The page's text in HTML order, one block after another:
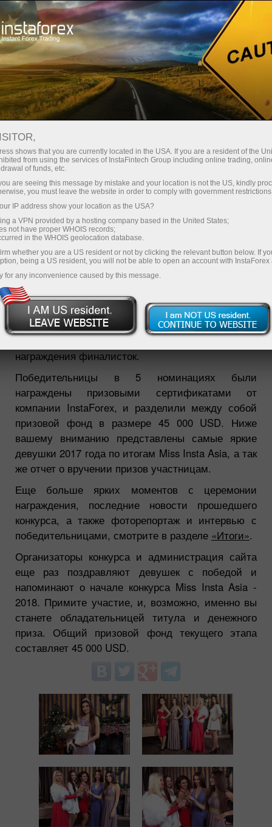
Промоакции Конкурсы
Мисс ИнстаФорекс
КОНКУРС КРАСОТЫ «MISS INSTA ASIA - 2017»
КОНКУРС КРАСОТЫ «MISS
INSTA ASIA - 2017»
Открыть торговый счет
Открыть демосчет
1 октября 2017 года завершился 8 сезон
международного конкурса красоты Miss Insta Asia.
В преддверии Нового Года состоялась церемония
награждения финалисток.
Победительницы в 5 номинациях были
награждены призовыми сертификатами от
компании InstaForex, и разделили между собой
призовой фонд в размере 45 000 USD. Ниже
вашему вниманию представлены самые яркие
девушки 2017 года по итогам Miss Insta Asia, а так
же отчет о вручении призов участницам.
Еще больше ярких моментов с церемонии
награждения, последние новости прошедшего
конкурса, а также фоторепортаж и интервью с
победительницами, смотрите в разделе «Итоги».
Организаторы конкурса и администрация сайта
еще раз поздравляют девушек с победой и
напоминают о начале конкурса Miss Insta Asia -
2018. Примите участие, и, возможно, именно вы
станете обладательницей титула и денежного
приза. Общий призовой фонд текущего этапа
составляет 45 000 USD.
shows that you are currently located in the USA. If you are a resident of the
from using the services of InstaFintech Group including online trading,
of funds, etc.
are seeing this message by mistake and your location is not the US, kindly
you must leave the website in order to comply with government
IP address show your location as the USA?
a VPN provided by a hosting company based in the United States;
not have proper WHOIS records;
in the WHOIS geolocation database.
whether you are a US resident or not by clicking the relevant button below. If
being a US resident, you will not be able to open an account with InstaForex
for any inconvenience caused by this message.